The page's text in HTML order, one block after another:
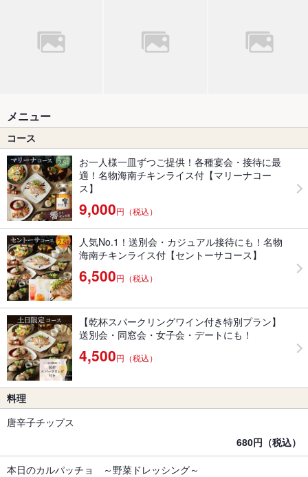
メニュー
コース
お一人様一皿ずつご提供！各種宴会・接待に最
適！名物海南チキンライス付【マリーナコー
ス】
9,000円（税込）
人気No.1！送別会・カジュアル接待にも！名物
海南チキンライス付【セントーサコース】
6,500円（税込）
【乾杯スパークリングワイン付き特別プラン】
送別会・同窓会・女子会・デートにも！
4,500円（税込）
料理
唐辛子チップス
680円（税込）
本日のカルパッチョ ～野菜ドレッシング～